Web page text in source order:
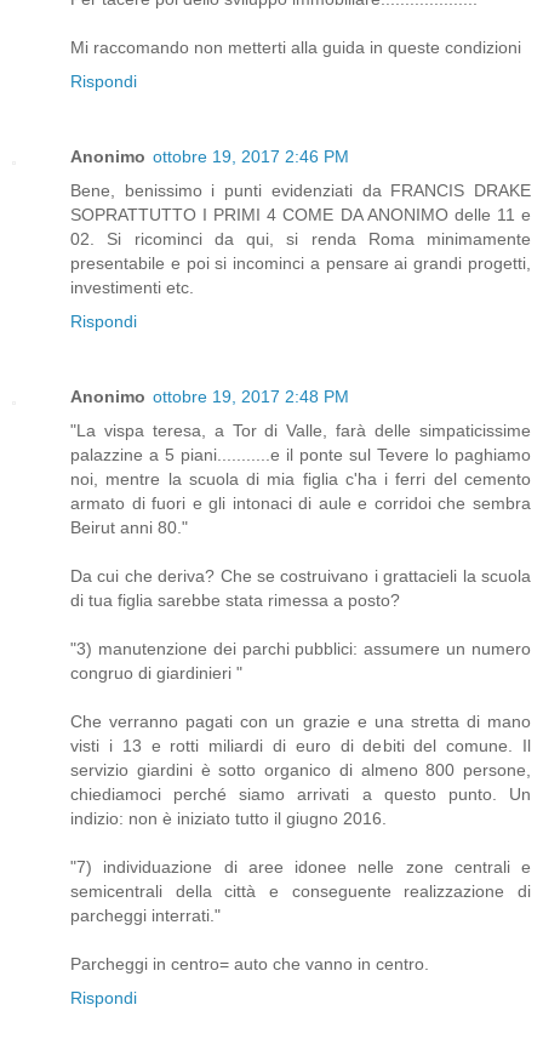
Mi raccomando non metterti alla guida in queste condizioni
Rispondi
Anonimo ottobre 19, 2017 2:46 PM
Bene, benissimo i punti evidenziati da FRANCIS DRAKE
SOPRATTUTTO I PRIMI 4 COME DA ANONIMO delle 11 e
02. Si ricominci da qui, si renda Roma minimamente
presentabile e poi si incominci a pensare ai grandi progetti,
investimenti etc.
Rispondi
Anonimo ottobre 19, 2017 2:48 PM
"La vispa teresa, a Tor di Valle, farà delle simpaticissime
palazzine a 5 piani...........e il ponte sul Tevere lo paghiamo
noi, mentre la scuola di mia figlia c'ha i ferri del cemento
armato di fuori e gli intonaci di aule e corridoi che sembra
Beirut anni 80."
Da cui che deriva? Che se costruivano i grattacieli la scuola
di tua figlia sarebbe stata rimessa a posto?
"3) manutenzione dei parchi pubblici: assumere un numero
congruo di giardinieri "
Che verranno pagati con un grazie e una stretta di mano
visti i 13 e rotti miliardi di euro di debiti del comune. Il
servizio giardini è sotto organico di almeno 800 persone,
chiediamoci perché siamo arrivati a questo punto. Un
indizio: non è iniziato tutto il giugno 2016.
"7) individuazione di aree idonee nelle zone centrali e
semicentrali della città e conseguente realizzazione di
parcheggi interrati."
Parcheggi in centro= auto che vanno in centro.
Rispondi